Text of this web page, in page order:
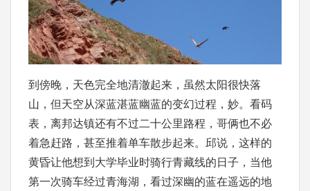
到傍晚，天色完全地清澈起来，虽然太阳很快落
山，但天空从深蓝湛蓝幽蓝的变幻过程，妙。看码
表，离邦达镇还有不过二十公里路程，哥俩也不必
着急赶路，甚至推着单车散步起来。邱说，这样的
黄昏让他想到大学毕业时骑行青藏线的日子，当他
第一次骑车经过青海湖，看过深幽的蓝在遥远的地